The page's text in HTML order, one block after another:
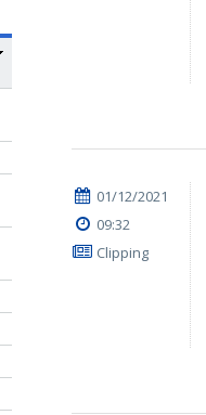
01/12/2021
09:32
Clipping